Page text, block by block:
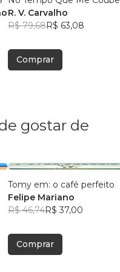
R. V. Carvalho
R$ 79,68R$ 63,08
Comprar
gostar de
Tomy em: o café perfeito
Felipe Mariano
R$ 46,74R$ 37,00
Comprar